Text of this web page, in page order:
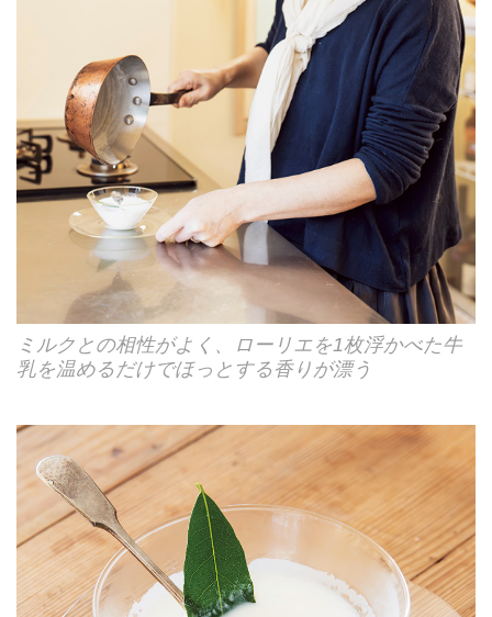
ミルクとの相性がよく、ローリエを1枚浮かべた牛
乳を温めるだけでほっとする香りが漂う